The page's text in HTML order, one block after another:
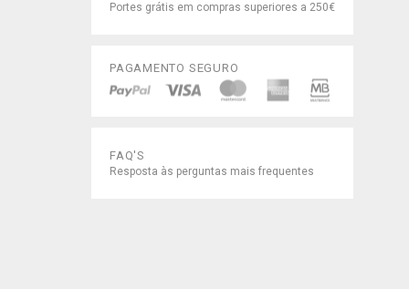
Portes grátis em compras superiores a 250€
PAGAMENTO SEGURO
FAQ'S
Resposta às perguntas mais frequentes